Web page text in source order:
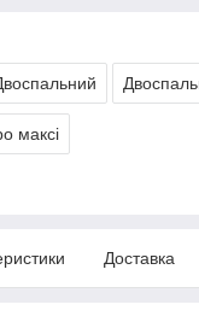
максі
Доставка